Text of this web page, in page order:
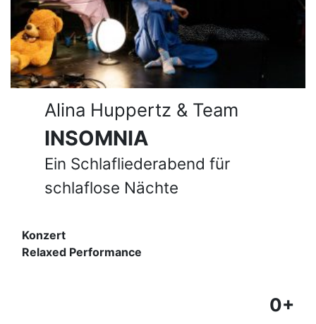
Alina Huppertz & Team
INSOMNIA
Ein Schlafliederabend für
schlaflose Nächte
Konzert
Relaxed Performance
0+